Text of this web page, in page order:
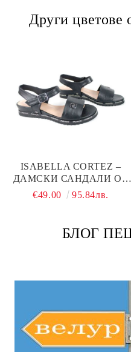
Други цветове
ISABELLA CORTEZ –
ДАМСКИ САНДАЛИ ОТ
ЕСТЕСТВЕНА КОЖА В
€49.00 95.84лв.
БЛОГ